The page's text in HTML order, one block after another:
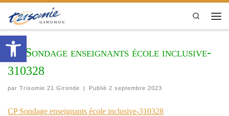
Passer au contenu
Search
CP Sondage enseignants école inclusive-
310328
par Trisomie 21 Gironde | Publié 2 septembre 2023
CP Sondage enseignants école inclusive-310328
Ouvrir la barre d’outils